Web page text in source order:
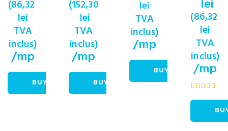
(86,32
lei
TVA
inclus)
/mp
BUY NOW
(152,30
lei
TVA
inclus)
/mp
BUY NOW
lei
TVA
inclus)
/mp
BUY NOW
lei
(86,32
lei
TVA
inclus)
/mp
5.00
out of 5